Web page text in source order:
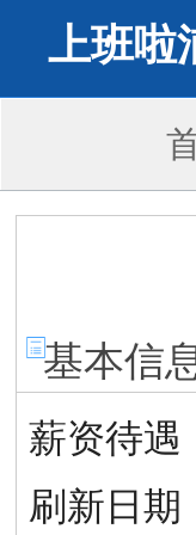
上班啦
基本信
薪资待遇
刷新日期